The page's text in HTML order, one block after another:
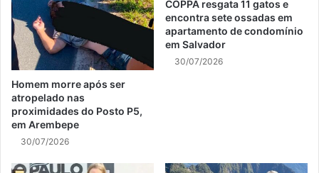
Homem morre após ser
atropelado nas
proximidades do Posto P5,
em Arembepe
30/07/2026
COPPA resgata 11 gatos e
encontra sete ossadas em
apartamento de condomínio
em Salvador
30/07/2026